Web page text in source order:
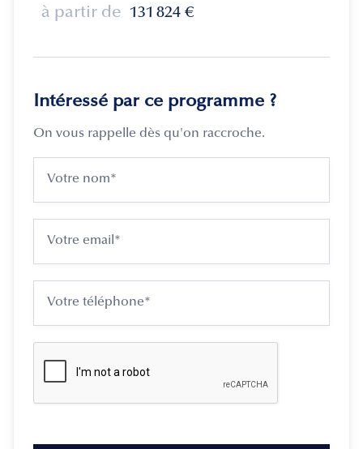
à partir de 131 824 €
Intéressé par ce programme ?
On vous rappelle dès qu'on raccroche.